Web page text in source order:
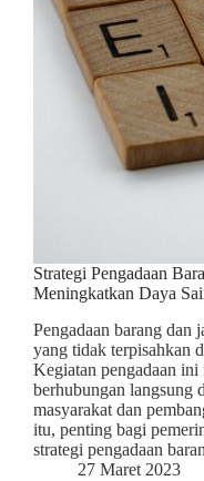
Strategi Pengadaan
Meningkatkan Daya
Pengadaan barang dan
yang tidak terpisahkan
Kegiatan pengadaan
berhubungan langsung
masyarakat dan
itu, penting bagi
strategi pengadaan
27 Maret 2023